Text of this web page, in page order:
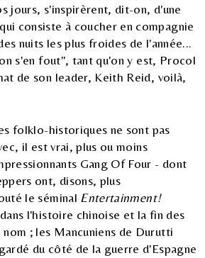
jours, s'inspirèrent, dit-on, d'une
consiste à coucher en compagnie
nuits les plus froides de l'année...
s'en fout", tant qu'on y est, Procol
de son leader, Keith Reid, voilà,
folklo-historiques ne sont pas
il est vrai, plus ou moins
Gang Of Four - dont
ont, disons, plus
le séminal Entertainment!
l'histoire chinoise et la fin des
; les Mancuniens de Durutti
du côté de la guerre d'Espagne